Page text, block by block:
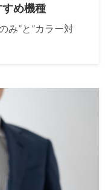
め機種
み”と”カラー対